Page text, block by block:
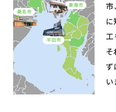
市
工
そ
ず
い